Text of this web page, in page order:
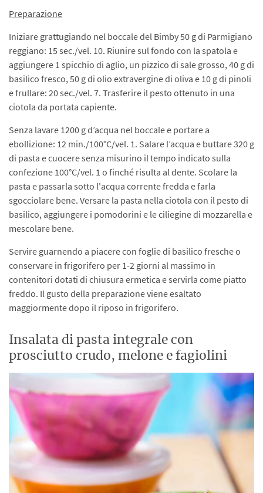
Preparazione
Iniziare grattugiando nel boccale del Bimby 50 g di Parmigiano
reggiano: 15 sec./vel. 10. Riunire sul fondo con la spatola e
aggiungere 1 spicchio di aglio, un pizzico di sale grosso, 40 g di
basilico fresco, 50 g di olio extravergine di oliva e 10 g di pinoli
e frullare: 20 sec./vel. 7. Trasferire il pesto ottenuto in una
ciotola da portata capiente.
Senza lavare 1200 g d’acqua nel boccale e portare a
ebollizione: 12 min./100°C/vel. 1. Salare l’acqua e buttare 320 g
di pasta e cuocere senza misurino il tempo indicato sulla
confezione 100°C/vel. 1 o finché risulta al dente. Scolare la
pasta e passarla sotto l'acqua corrente fredda e farla
sgocciolare bene. Versare la pasta nella ciotola con il pesto di
basilico, aggiungere i pomodorini e le ciliegine di mozzarella e
mescolare bene.
Servire guarnendo a piacere con foglie di basilico fresche o
conservare in frigorifero per 1-2 giorni al massimo in
contenitori dotati di chiusura ermetica e servirla come piatto
freddo. Il gusto della preparazione viene esaltato
maggiormente dopo il riposo in frigorifero.
Insalata di pasta integrale con
prosciutto crudo, melone e fagiolini